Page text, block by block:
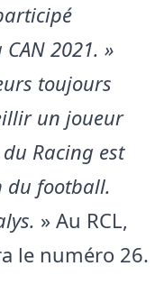
2021. »
toujours
un joueur
Racing est
du football.
» Au RCL,
le numéro 26.